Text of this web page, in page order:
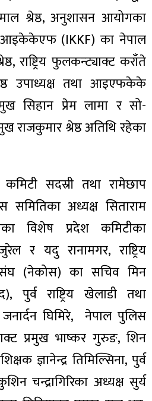
श्रेष्ठ, अनुशासन आयोगका
आइकेकेएफ (IKKF) का नेपाल
राष्ट्रिय फुलकन्ट्याक्ट कराँते
उपाध्यक्ष तथा आइएफकेके
सिहान प्रेम लामा र सो-
राजकुमार श्रेष्ठ अतिथि रहेका
सदस्री तथा रामेछाप
अध्यक्ष सिताराम
विशेष प्रदेश कमिटीका
र यदु रानामगर, राष्ट्रिय
(नेकोस) का सचिव मिन
पुर्व राष्ट्रिय खेलाडी तथा
घिमिरे, नेपाल पुलिस
प्रमुख भाष्कर गुरुङ, शिन
ज्ञानेन्द्र तिमिल्सिना, पुर्व
चन्द्रागिरिका अध्यक्ष सुर्य